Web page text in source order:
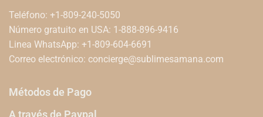
Teléfono: +1-809-240-5050
Número gratuito en USA: 1-888-896-9416
Linea WhatsApp: +1-809-604-6691
Correo electrónico: concierge@sublimesamana.com
Métodos de Pago
A través de Paypal